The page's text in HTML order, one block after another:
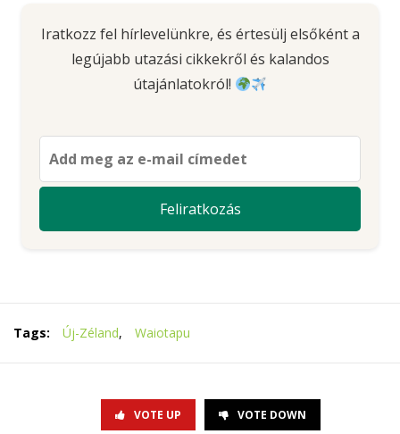
Iratkozz fel hírlevelünkre, és értesülj elsőként a
legújabb utazási cikkekről és kalandos
útajánlatokról!
Tags: Új-Zéland, Waiotapu
VOTE UP VOTE DOWN